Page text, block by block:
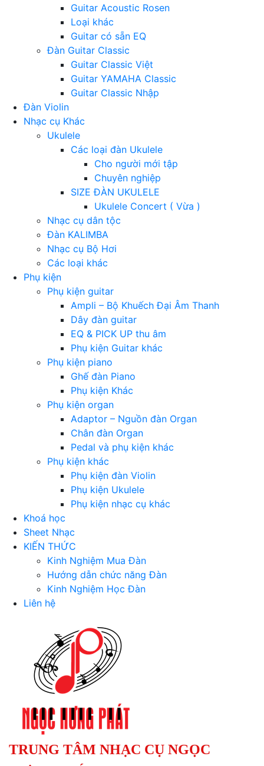
Guitar Acoustic Rosen
Loại khác
Guitar có sẵn EQ
Đàn Guitar Classic
Guitar Classic Việt
Guitar YAMAHA Classic
Guitar Classic Nhập
Đàn Violin
Nhạc cụ Khác
Ukulele
Các loại đàn Ukulele
Cho người mới tập
Chuyên nghiệp
SIZE ĐÀN UKULELE
Ukulele Concert ( Vừa )
Nhạc cụ dân tộc
Đàn KALIMBA
Nhạc cụ Bộ Hơi
Các loại khác
Phụ kiện
Phụ kiện guitar
Ampli – Bộ Khuếch Đại Âm Thanh
Dây đàn guitar
EQ & PICK UP thu âm
Phụ kiện Guitar khác
Phụ kiện piano
Ghế đàn Piano
Phụ kiện Khác
Phụ kiện organ
Adaptor – Nguồn đàn Organ
Chân đàn Organ
Pedal và phụ kiện khác
Phụ kiện khác
Phụ kiện đàn Violin
Phụ kiện Ukulele
Phụ kiện nhạc cụ khác
Khoá học
Sheet Nhạc
KIẾN THỨC
Kinh Nghiệm Mua Đàn
Hướng dẫn chức năng Đàn
Kinh Nghiệm Học Đàn
Liên hệ
TRUNG TÂM NHẠC CỤ NGỌC